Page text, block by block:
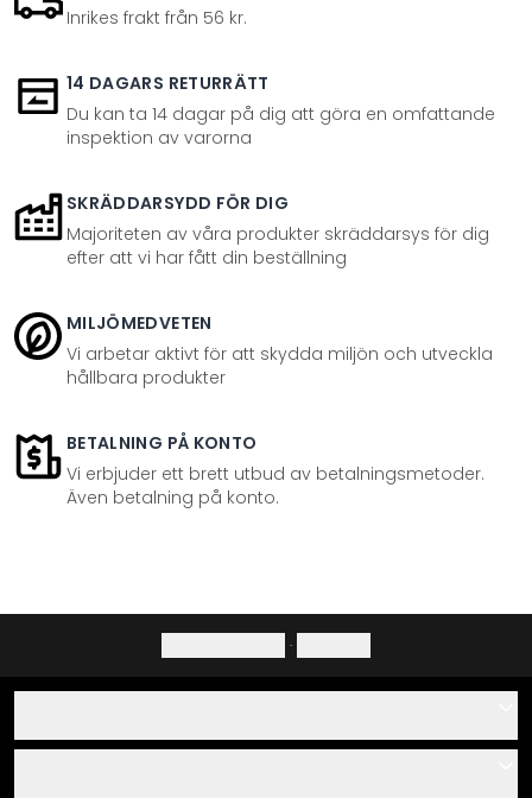
Inrikes frakt från 56 kr.
14 DAGARS RETURRÄTT
Du kan ta 14 dagar på dig att göra en omfattande
inspektion av varorna
SKRÄDDARSYDD FÖR DIG
Majoriteten av våra produkter skräddarsys för dig
efter att vi har fått din beställning
MILJÖMEDVETEN
Vi arbetar aktivt för att skydda miljön och utveckla
hållbara produkter
BETALNING PÅ KONTO
Vi erbjuder ett brett utbud av betalningsmetoder.
Även betalning på konto.
·